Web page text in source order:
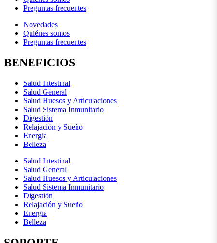
Preguntas frecuentes
Novedades
Quiénes somos
Preguntas frecuentes
BENEFICIOS
Salud Intestinal
Salud General
Salud Huesos y Articulaciones
Salud Sistema Inmunitario
Digestión
Relajación y Sueño
Energia
Belleza
Salud Intestinal
Salud General
Salud Huesos y Articulaciones
Salud Sistema Inmunitario
Digestión
Relajación y Sueño
Energia
Belleza